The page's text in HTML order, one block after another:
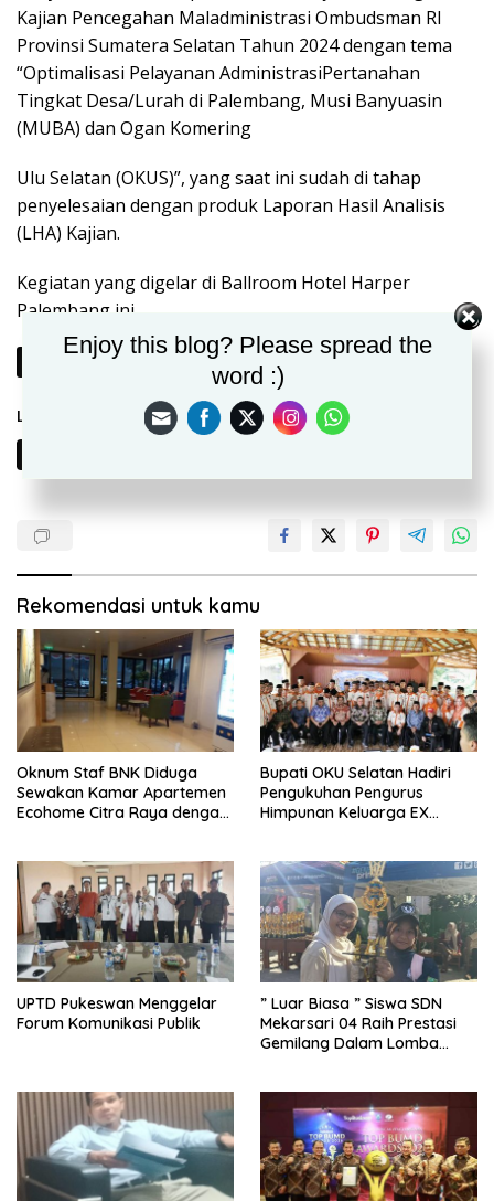
Kajian Pencegahan Maladministrasi Ombudsman RI
Provinsi Sumatera Selatan Tahun 2024 dengan tema
“Optimalisasi Pelayanan AdministrasiPertanahan
Tingkat Desa/Lurah di Palembang, Musi Banyuasin
(MUBA) dan Ogan Komering
Ulu Selatan (OKUS)”, yang saat ini sudah di tahap
penyelesaian dengan produk Laporan Hasil Analisis
(LHA) Kajian.
Kegiatan yang digelar di Ballroom Hotel Harper
Palembang ini
Berikutnya
Laman:
Rekomendasi untuk kamu
Oknum Staf BNK Diduga
Sewakan Kamar Apartemen
Ecohome Citra Raya dengan
Bupati OKU Selatan Hadiri
Pengukuhan Pengurus
Himpunan Keluarga EX
2026–2031 Lampung Periode
2026
UPTD Pukeswan Menggelar
Forum Komunikasi Publik
” Luar Biasa ” Siswa SDN
Mekarsari 04 Raih Prestasi
Gemilang Dalam Lomba
Enjoy this blog? Please spread the
word :)